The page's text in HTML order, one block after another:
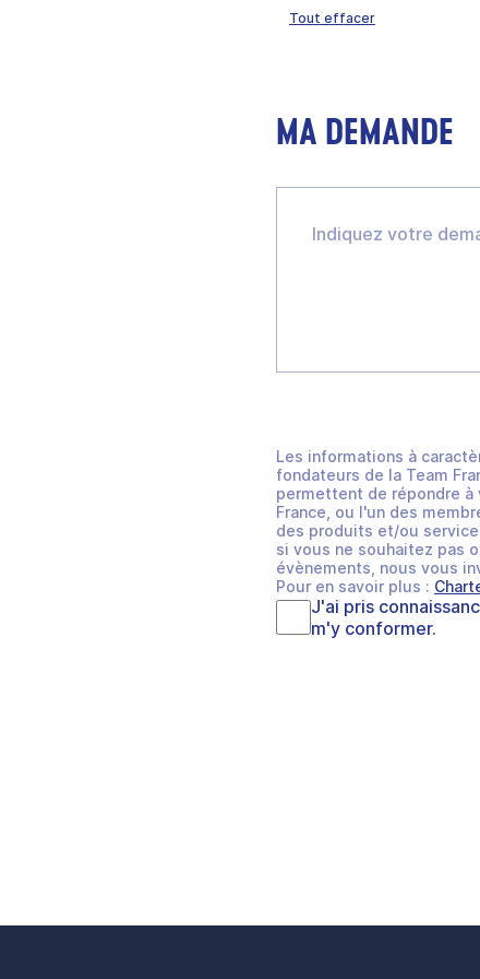
Tout effacer
MA DEMANDE
Les informations à
fondateurs de la Team
permettent de répondre à
France, ou l'un des
des produits et/ou
si vous ne souhaitez pas
évènements, nous vous
Pour en savoir plus :
J'ai pris
m'y conformer.